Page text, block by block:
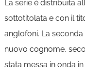
La serie è distribuita
sottotitolata e con il
anglofoni. La
nuovo cognome,
stata messa in onda